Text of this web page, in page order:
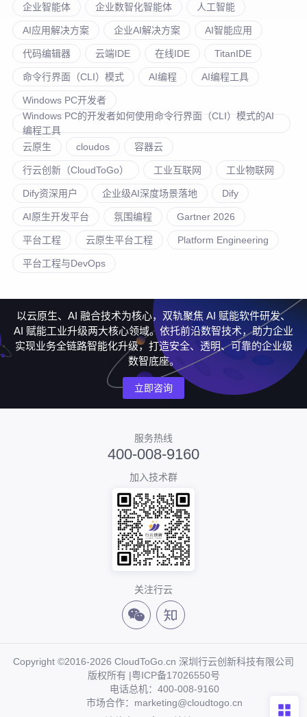
企业智能体 企业数智化智能体 人工智能
AI应用解决方案 企业AI解决方案 AI智能应用
代码编辑器 云端IDE 在线IDE TitanIDE
命令行界面（CLI）模式 AI编程 AI编程工具
Windows PC开发者
Windows PC的开发者如何使用命令行界面（CLI）模式的AI
编程工具
云原生
cloudos 容器云
行云创新（CloudToGo） 工业互联网 工业物联网
Dify资深用户 企业级AI深度场景落地 Dify
AI原生开发平台 氛围编程 Gartner 2026
平台工程 云原生平台工程 Platform Engineering
平台工程与DevOps
以云原生、AI 融合技术为核心，双轨聚焦 AI 赋能软件研发、
AI 赋能工业升级两大核心领域。依托前沿数智技术，助力企业
实现业务全链路智能化升级，打造安全、透明、可靠的企业级
数智底座。
立即咨询
服务热线
400-008-9160
加入技术群
关注行云
Copyright ©2016-2026 CloudToGo.cn 深圳行云创新科技有限公司
版权所有 |粤ICP备17026550号
电话总机：400-008-9160
市场合作：marketing@cloudtogo.cn